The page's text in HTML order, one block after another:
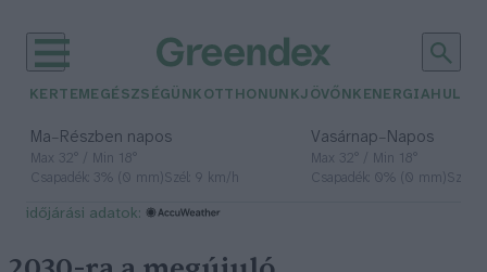
KERTEM EGÉSZSÉGÜNK OTTHONUNKJÖVŐNK ENERGIA
Ma– Részben napos
Max 32° / Min 18°
Csapadék: 3% (0 mm)Szél: 9 km/h
Vasárnap– Napos
Max 32° / Min 18°
Csapadék: 0% (0 mm)Szél:
időjárási adatok: